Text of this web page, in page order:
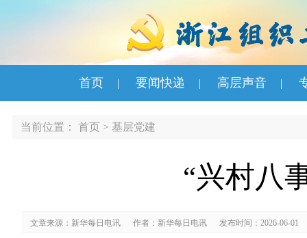
首页 | 要闻快递 | 高层声音 |
当前位置： 首页 > 基层党建
“兴村八
文章来源：新华每日电讯 作者：新华每日电讯 发布时间：2026-06-01